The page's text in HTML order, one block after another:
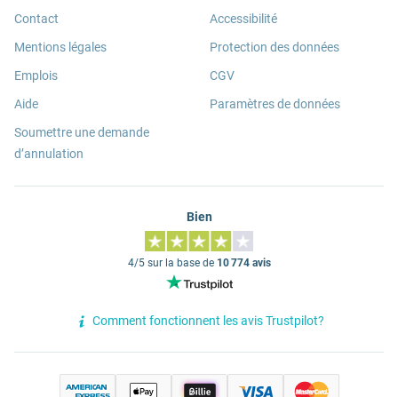
Contact
Mentions légales
Emplois
Aide
Soumettre une demande
d’annulation
Accessibilité
Protection des données
CGV
Paramètres de données
Bien
4/5 sur la base de 10 774 avis
Comment fonctionnent les avis Trustpilot?